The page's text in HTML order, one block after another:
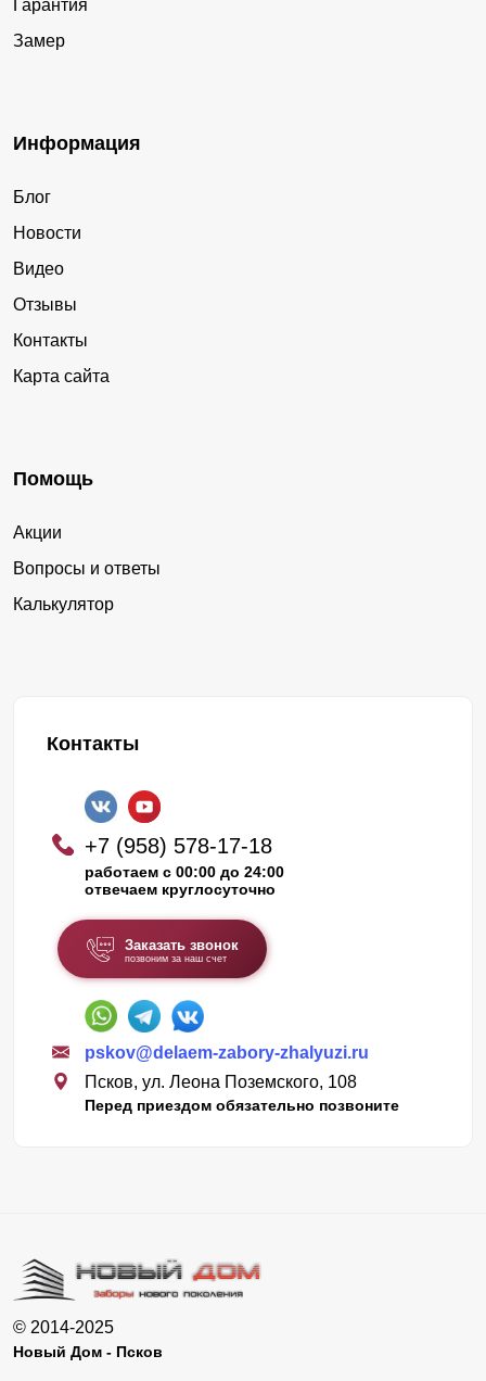
Гарантия
Замер
Информация
Блог
Новости
Видео
Отзывы
Контакты
Карта сайта
Помощь
Акции
Вопросы и ответы
Калькулятор
Контакты
+7 (958) 578-17-18
работаем с 00:00 до 24:00
отвечаем круглосуточно
Заказать звонок
позвоним за наш счет
pskov@delaem-zabory-zhalyuzi.ru
Псков, ул. Леона Поземского, 108
Перед приездом обязательно позвоните
© 2014-2025
Новый Дом - Псков